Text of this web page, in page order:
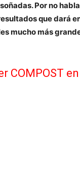
Por no
que dará
mucho más
COMPOST en